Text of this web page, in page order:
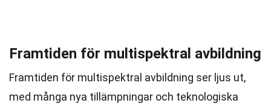
Framtiden för multispektral avbildning
Framtiden för multispektral avbildning ser ljus ut,
med många nya tillämpningar och teknologiska